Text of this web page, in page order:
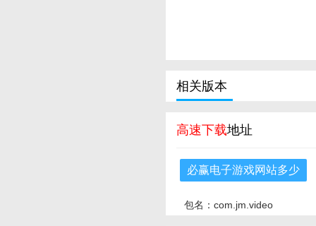
相关版本
高速下载地址
必赢电子游戏网站多少
包名：com.jm.video